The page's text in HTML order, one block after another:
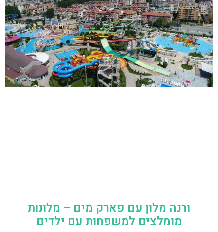
ורנה מלון עם פארק מים – מלונות
מומלצים למשפחות עם ילדים